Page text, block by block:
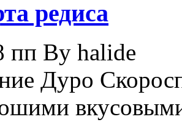
редиса
пп By halide
Дуро